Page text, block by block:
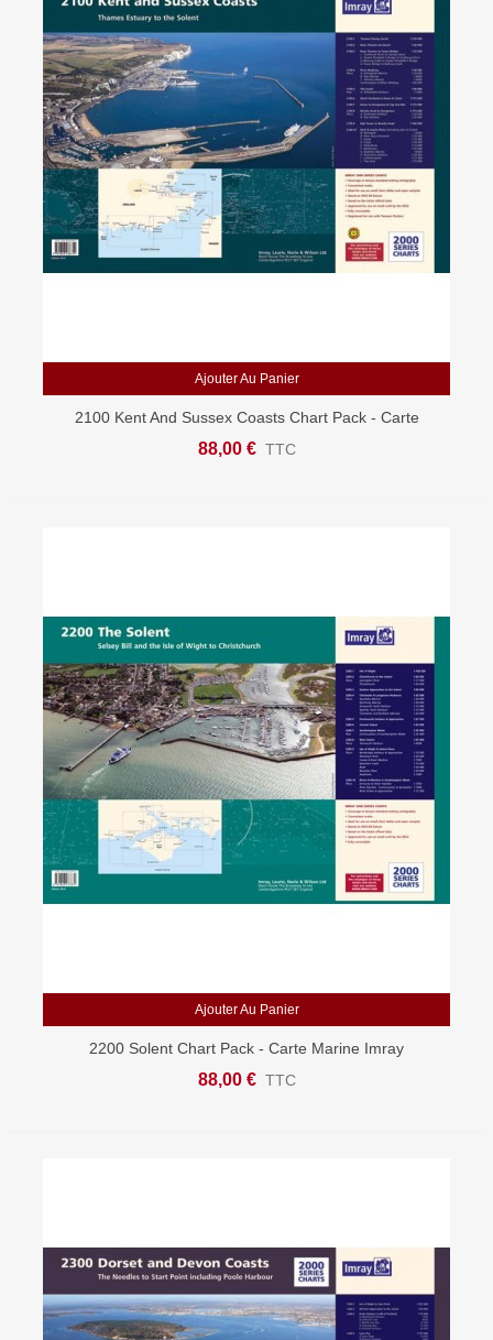
Ajouter Au Panier
2100 Kent And Sussex Coasts Chart Pack - Carte
Marine Imray
88,00 € TTC
Ajouter Au Panier
2200 Solent Chart Pack - Carte Marine Imray
88,00 € TTC